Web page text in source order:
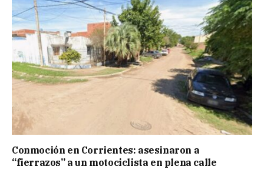
Conmoción en Corrientes: asesinaron a
“fierrazos” a un motociclista en plena calle